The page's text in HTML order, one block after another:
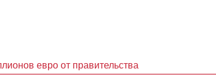
евро от правительства